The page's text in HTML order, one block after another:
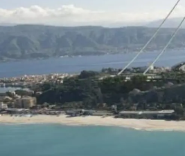
AMBIENTE
SOCIETÀ
ECONOMIA E LAVORO
EVENTI